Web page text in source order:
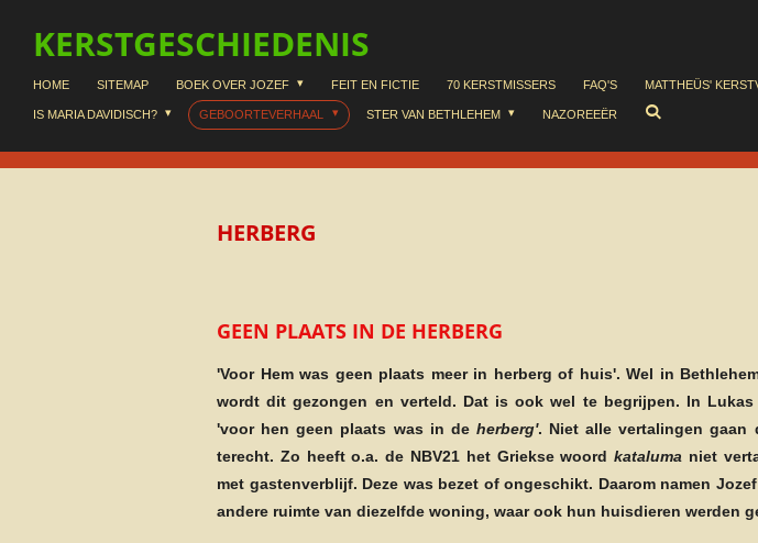
direct
naar
KERSTGESCHIEDENIS
HOME SITEMAP BOEK OVER JOZEF FEIT EN FICTIE 70 KERSTMISSERS FAQ'S MATTHEÜS'
IS MARIA DAVIDISCH? GEBOORTEVERHAAL STER VAN BETHLEHEM NAZOREEËR
HERBERG
GEEN PLAATS IN DE HERBERG
'Voor Hem was geen plaats meer in herberg of huis'. Wel in
wordt dit gezongen en verteld. Dat is ook wel te begrijpen. In
'voor hen geen plaats was in de herberg'. Niet alle vertalingen gaan
terecht. Zo heeft o.a. de NBV21 het Griekse woordkataluma niet
met gastenverblijf. Deze was bezet of ongeschikt. Daarom namen
andere ruimte van diezelfde woning, waar ook hun huisdieren werden